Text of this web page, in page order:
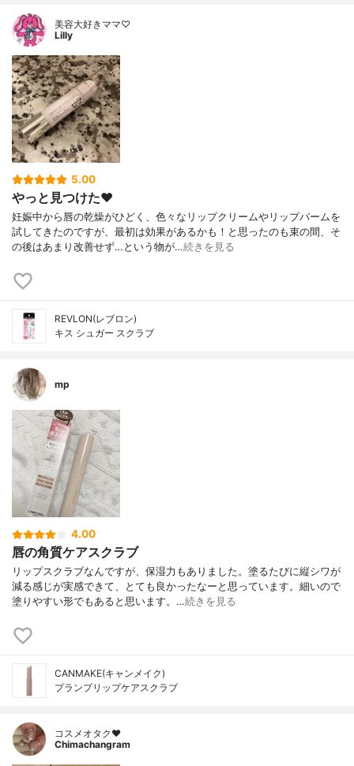
美容大好きママ♡
Lilly
5.00
やっと見つけた❤️
妊娠中から唇の乾燥がひどく、色々なリップクリームやリップバームを
試してきたのですが、最初は効果があるかも！と思ったのも束の間、そ
の後はあまり改善せず…という物が…続きを見る
REVLON(レブロン)
キス シュガー スクラブ
mp
4.00
唇の角質ケアスクラブ
リップスクラブなんですが、保湿力もありました。塗るたびに縦シワが
減る感じが実感できて、とても良かったなーと思っています。細いので
塗りやすい形でもあると思います。…続きを見る
CANMAKE(キャンメイク)
プランプリップケアスクラブ
コスメオタク♥︎
Chimachangram